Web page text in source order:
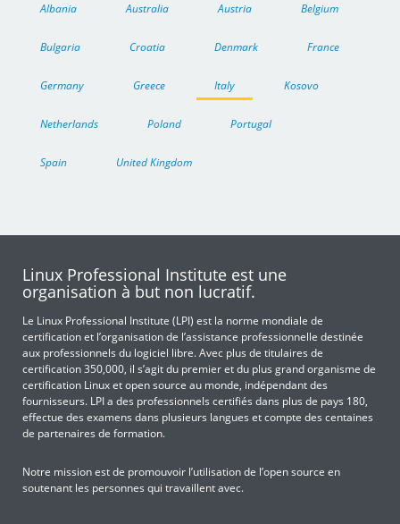
Albania Australia Austria Belgium
Bulgaria Croatia Denmark France
Germany Greece Italy Kosovo
Netherlands Poland Portugal
Spain United Kingdom
Linux Professional Institute est une
organisation à but non lucratif.
Le Linux Professional Institute (LPI) est la norme mondiale de
certification et l’organisation de l’assistance professionnelle destinée
aux professionnels du logiciel libre. Avec plus de titulaires de
certification 350,000, il s’agit du premier et du plus grand organisme de
certification Linux et open source au monde, indépendant des
fournisseurs. LPI a des professionnels certifiés dans plus de pays 180,
effectue des examens dans plusieurs langues et compte des centaines
de partenaires de formation.
Notre mission est de promouvoir l’utilisation de l’open source en
soutenant les personnes qui travaillent avec.